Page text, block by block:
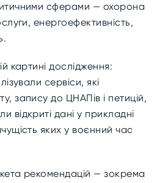
сферами — охорона
енергоефективність,
картині дослідження:
сервіси, які
запису до ЦНАПів і петицій,
відкриті дані у прикладні
яких у воєнний час
рекомендацій — зокрема